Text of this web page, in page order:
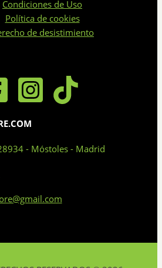
Condiciones de Uso
Política de cookies
de desistimiento
- Móstoles - Madrid